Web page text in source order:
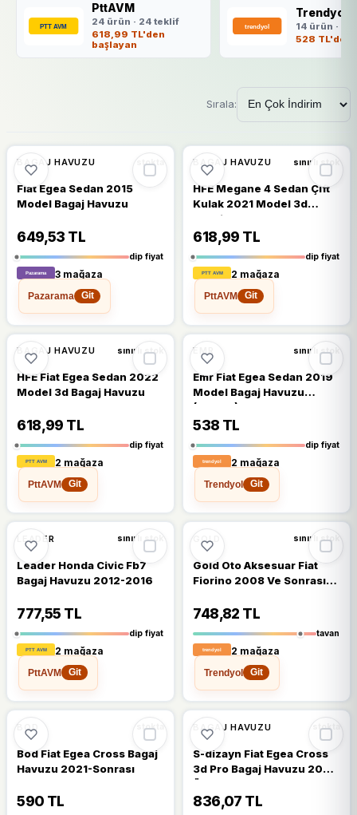
PttAVM
24 ürün · 24 teklif
618,99 TL'den
başlayan
Trendyol
14 ürün ·
528 TL'den
Sırala:
%52 %52 DÜŞTÜ
BAGAJ HAVUZU stokta
Fiat Egea Sedan 2015
Model Bagaj Havuzu
649,53 TL
dip fiyat
3 mağaza
Pazarama
Git
%46 %46 DÜŞTÜ
BAGAJ HAVUZU sınırlı stok
HFE Megane 4 Sedan Çift
Kulak 2021 Model 3d
Bagaj Havuzu
618,99 TL
dip fiyat
2 mağaza
PttAVM
Git
%43 DÜŞTÜ
BAGAJ HAVUZU sınırlı stok
HFE Fiat Egea Sedan 2022
Model 3d Bagaj Havuzu
618,99 TL
dip fiyat
2 mağaza
PttAVM
Git
%31 DÜŞTÜ
EMR sınırlı stok
Emr Fiat Egea Sedan 2019
Model Bagaj Havuzu
(2502K)
538 TL
dip fiyat
2 mağaza
Trendyol
Git
%30 %30 DÜŞTÜ
LEADER sınırlı stok
Leader Honda Civic Fb7
Bagaj Havuzu 2012-2016
777,55 TL
dip fiyat
2 mağaza
PttAVM
Git
GOLD sınırlı stok
Gold Oto Aksesuar Fiat
Fiorino 2008 Ve Sonrası
Bagaj Havuzu
748,82 TL
tavan
2 mağaza
Trendyol
Git
%26 %26 DÜŞTÜ
BOD stokta
Bod Fiat Egea Cross Bagaj
Havuzu 2021-Sonrası
590 TL
%25 %25 DÜŞTÜ
BAGAJ HAVUZU stokta
S-dizayn Fiat Egea Cross
3d Pro Bagaj Havuzu 2020
Üzeri A+ Kalite
836,07 TL